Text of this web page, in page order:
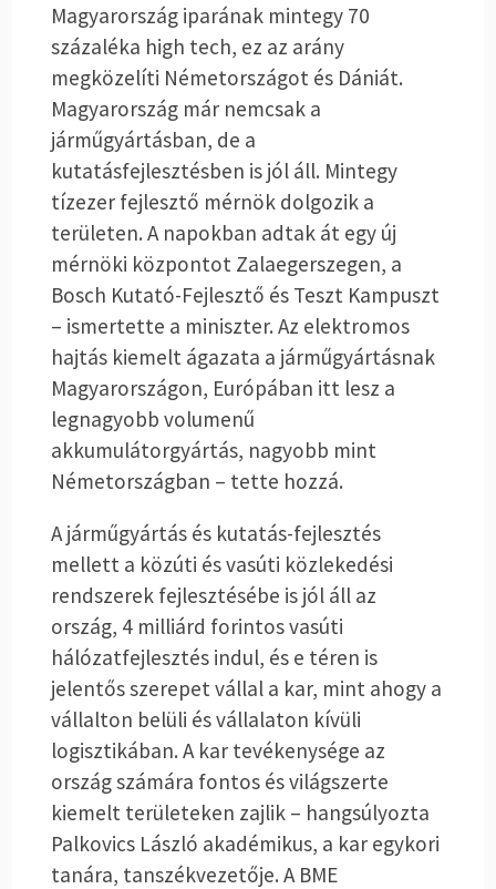
Magyarország iparának mintegy 70
százaléka high tech, ez az arány
megközelíti Németországot és Dániát.
Magyarország már nemcsak a
járműgyártásban, de a
kutatásfejlesztésben is jól áll. Mintegy
tízezer fejlesztő mérnök dolgozik a
területen. A napokban adtak át egy új
mérnöki központot Zalaegerszegen, a
Bosch Kutató-Fejlesztő és Teszt Kampuszt
– ismertette a miniszter. Az elektromos
hajtás kiemelt ágazata a járműgyártásnak
Magyarországon, Európában itt lesz a
legnagyobb volumenű
akkumulátorgyártás, nagyobb mint
Németországban – tette hozzá.
A járműgyártás és kutatás-fejlesztés
mellett a közúti és vasúti közlekedési
rendszerek fejlesztésébe is jól áll az
ország, 4 milliárd forintos vasúti
hálózatfejlesztés indul, és e téren is
jelentős szerepet vállal a kar, mint ahogy a
vállalton belüli és vállalaton kívüli
logisztikában. A kar tevékenysége az
ország számára fontos és világszerte
kiemelt területeken zajlik – hangsúlyozta
Palkovics László akadémikus, a kar egykori
tanára, tanszékvezetője. A BME